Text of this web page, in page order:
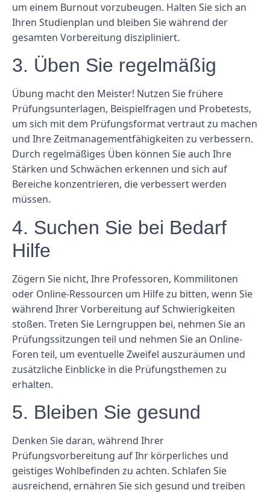
um einem Burnout vorzubeugen. Halten Sie sich an
Ihren Studienplan und bleiben Sie während der
gesamten Vorbereitung diszipliniert.
3. Üben Sie regelmäßig
Übung macht den Meister! Nutzen Sie frühere
Prüfungsunterlagen, Beispielfragen und Probetests,
um sich mit dem Prüfungsformat vertraut zu machen
und Ihre Zeitmanagementfähigkeiten zu verbessern.
Durch regelmäßiges Üben können Sie auch Ihre
Stärken und Schwächen erkennen und sich auf
Bereiche konzentrieren, die verbessert werden
müssen.
4. Suchen Sie bei Bedarf
Hilfe
Zögern Sie nicht, Ihre Professoren, Kommilitonen
oder Online-Ressourcen um Hilfe zu bitten, wenn Sie
während Ihrer Vorbereitung auf Schwierigkeiten
stoßen. Treten Sie Lerngruppen bei, nehmen Sie an
Prüfungssitzungen teil und nehmen Sie an Online-
Foren teil, um eventuelle Zweifel auszuräumen und
zusätzliche Einblicke in die Prüfungsthemen zu
erhalten.
5. Bleiben Sie gesund
Denken Sie daran, während Ihrer
Prüfungsvorbereitung auf Ihr körperliches und
geistiges Wohlbefinden zu achten. Schlafen Sie
ausreichend, ernähren Sie sich gesund und treiben